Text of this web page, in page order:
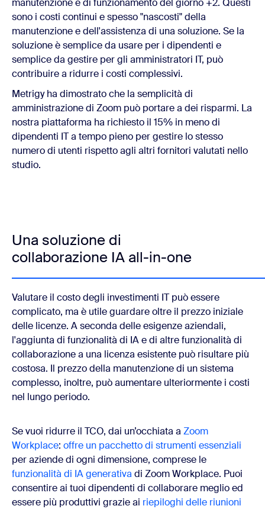
manutenzione e di funzionamento del giorno +2. Questi
sono i costi continui e spesso "nascosti" della
manutenzione e dell'assistenza di una soluzione. Se la
soluzione è semplice da usare per i dipendenti e
semplice da gestire per gli amministratori IT, può
contribuire a ridurre i costi complessivi.
Metrigy ha dimostrato che la semplicità di
amministrazione di Zoom può portare a dei risparmi. La
nostra piattaforma ha richiesto il 15% in meno di
dipendenti IT a tempo pieno per gestire lo stesso
numero di utenti rispetto agli altri fornitori valutati nello
studio.
Una soluzione di
collaborazione IA all-in-one
Valutare il costo degli investimenti IT può essere
complicato, ma è utile guardare oltre il prezzo iniziale
delle licenze. A seconda delle esigenze aziendali,
l'aggiunta di funzionalità di IA e di altre funzionalità di
collaborazione a una licenza esistente può risultare più
costosa. Il prezzo della manutenzione di un sistema
complesso, inoltre, può aumentare ulteriormente i costi
nel lungo periodo.
Se vuoi ridurre il TCO, dai un’occhiata a Zoom
Workplace: offre un pacchetto di strumenti essenziali
per aziende di ogni dimensione, comprese le
funzionalità di IA generativa di Zoom Workplace. Puoi
consentire ai tuoi dipendenti di collaborare meglio ed
essere più produttivi grazie ai riepiloghi delle riunioni